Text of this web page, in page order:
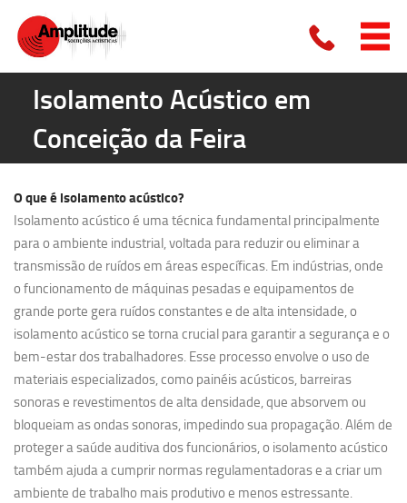
Isolamento Acústico em
Conceição da Feira
O que é isolamento acústico?
Isolamento acústico é uma técnica fundamental principalmente
para o ambiente industrial, voltada para reduzir ou eliminar a
transmissão de ruídos em áreas específicas. Em indústrias, onde
o funcionamento de máquinas pesadas e equipamentos de
grande porte gera ruídos constantes e de alta intensidade, o
isolamento acústico se torna crucial para garantir a segurança e o
bem-estar dos trabalhadores. Esse processo envolve o uso de
materiais especializados, como painéis acústicos, barreiras
sonoras e revestimentos de alta densidade, que absorvem ou
bloqueiam as ondas sonoras, impedindo sua propagação. Além de
proteger a saúde auditiva dos funcionários, o isolamento acústico
também ajuda a cumprir normas regulamentadoras e a criar um
ambiente de trabalho mais produtivo e menos estressante.